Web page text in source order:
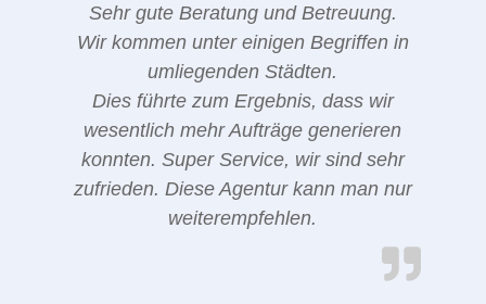
Sehr gute Beratung und Betreuung.
Wir kommen unter einigen Begriffen in
umliegenden Städten.
Dies führte zum Ergebnis, dass wir
wesentlich mehr Aufträge generieren
konnten. Super Service, wir sind sehr
zufrieden. Diese Agentur kann man nur
weiterempfehlen.